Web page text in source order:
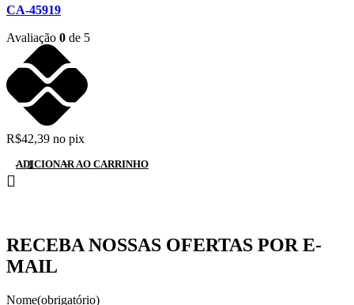
CA-45919
Avaliação 0 de 5
R$42,39 no pix
ADICIONAR AO CARRINHO
RECEBA NOSSAS OFERTAS POR E-
MAIL
Nome(obrigatório)